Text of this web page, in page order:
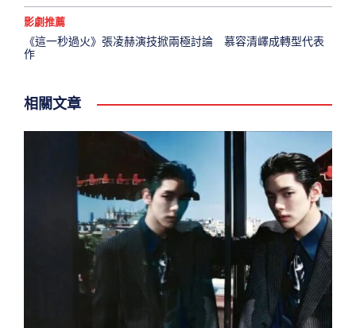
影劇推薦
《這一秒過火》張凌赫演技掀兩極討論 慕容清嶧成轉型代表
作
相關文章